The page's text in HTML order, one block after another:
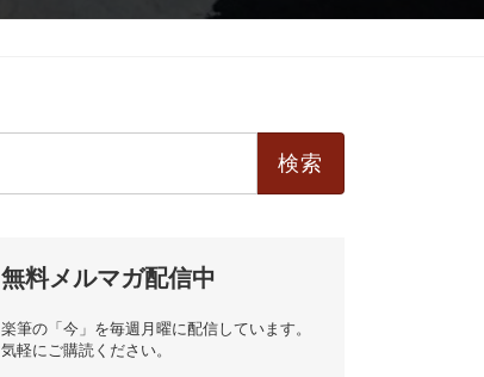
無料メルマガ配信中
楽筆の「今」を毎週月曜に配信しています。
気軽にご購読ください。